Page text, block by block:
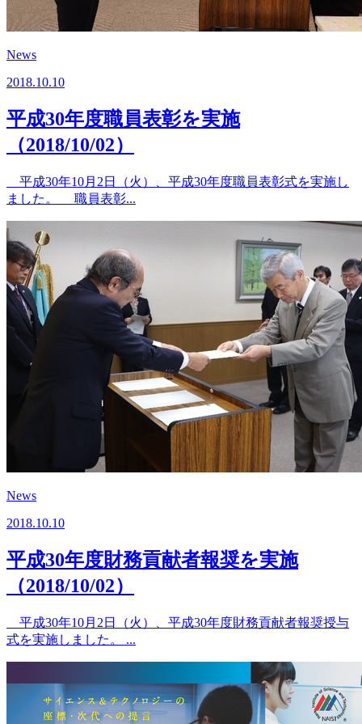
News
2018.10.10
平成30年度職員表彰を実施
（2018/10/02）
平成30年10月2日（火）、平成30年度職員表彰式を実施し
ました。 職員表彰...
News
2018.10.10
平成30年度財務貢献者報奨を実施
（2018/10/02）
平成30年10月2日（火）、平成30年度財務貢献者報奨授与
式を実施しました。 ...